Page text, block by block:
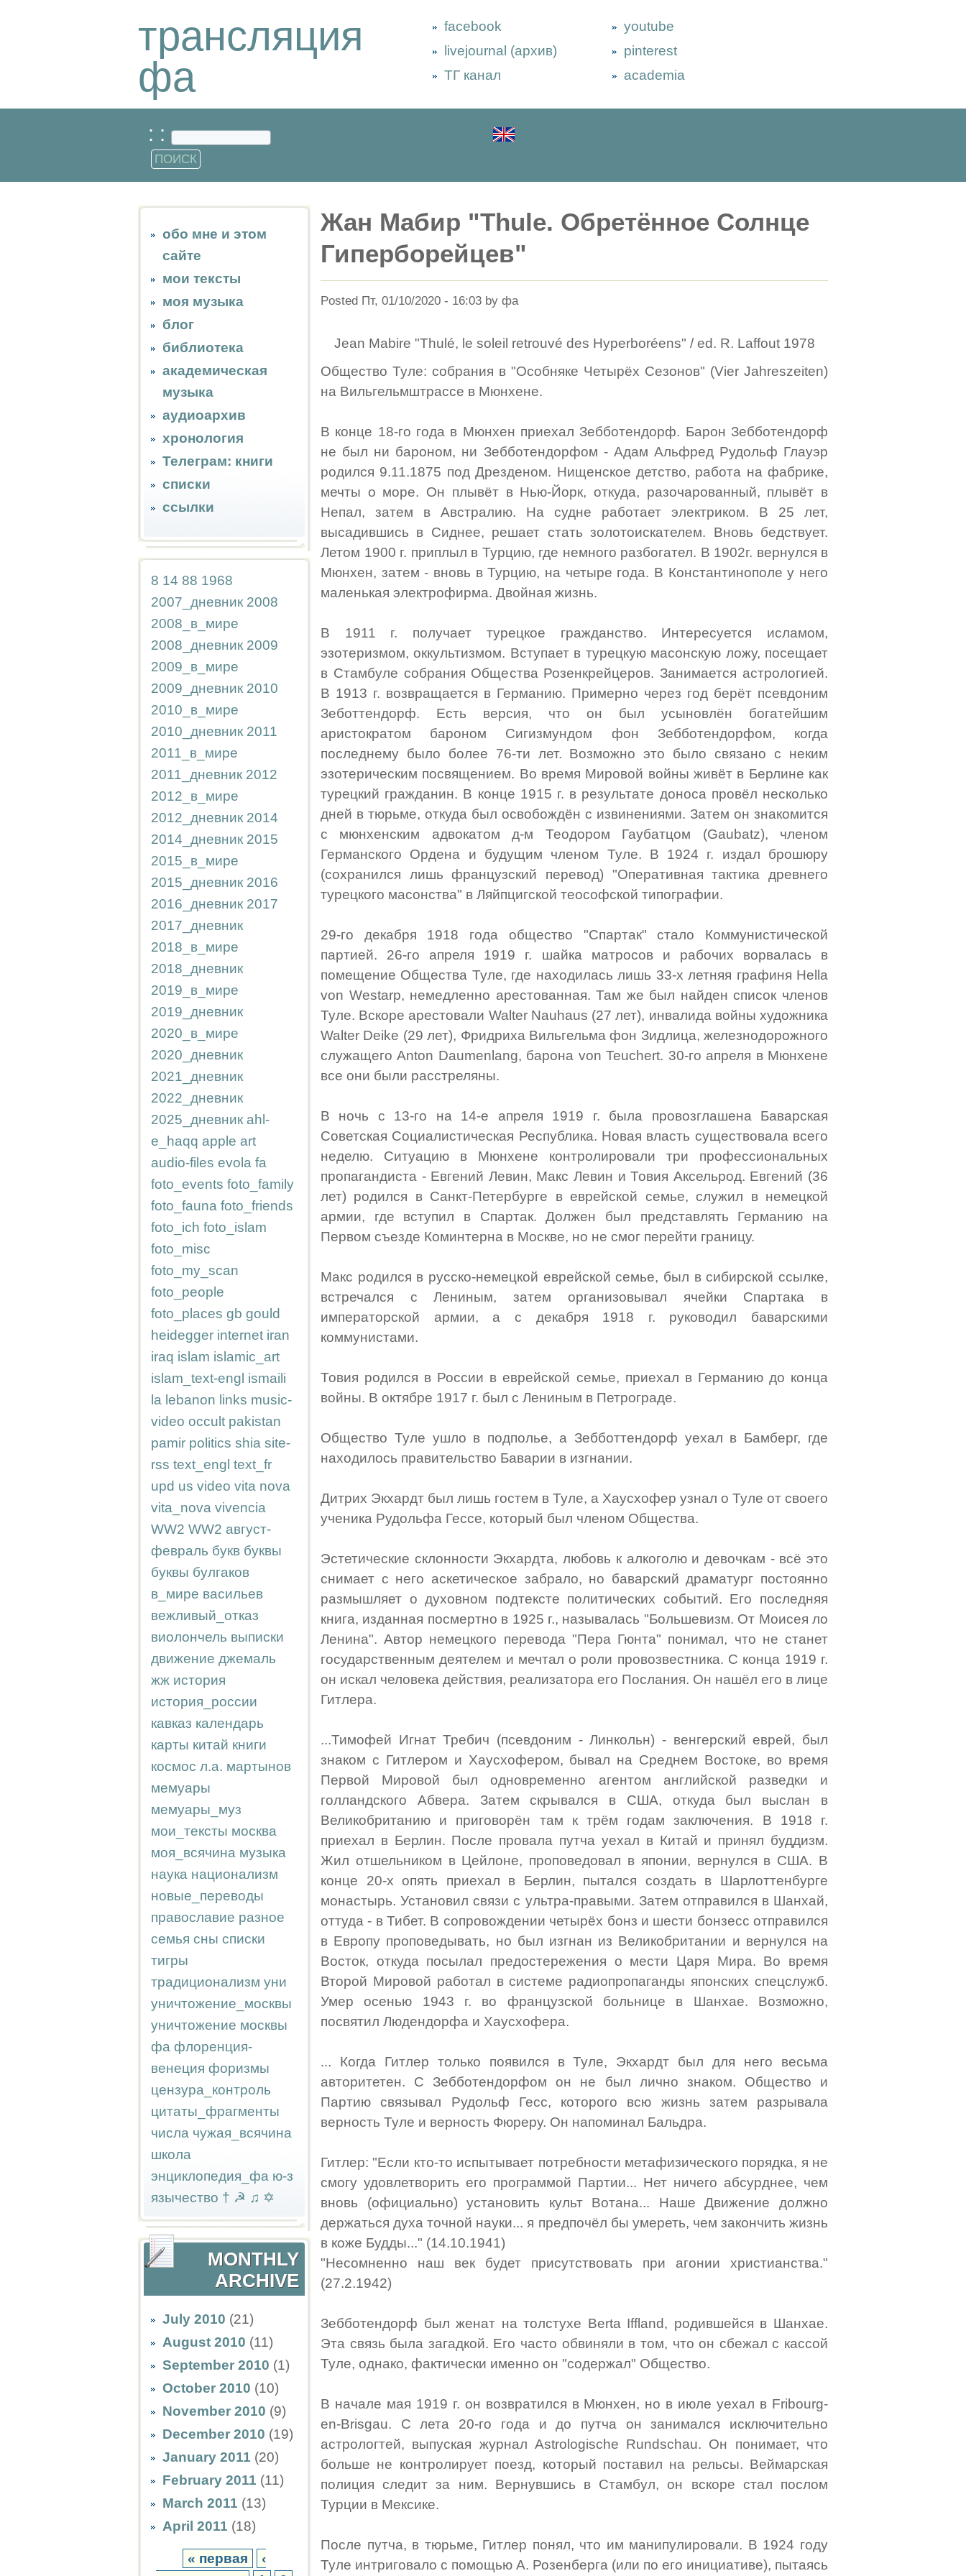
трансляция
фа
facebook
livejournal (архив)
ТГ канал
youtube
pinterest
academia
: :
обо мне и этом
сайте
мои тексты
моя музыка
блог
библиотека
академическая
музыка
аудиоархив
хронология
Телеграм: книги
списки
ссылки
8 14 88 1968
2007_дневник 2008
2008_в_мире
2008_дневник 2009
2009_в_мире
2009_дневник 2010
2010_в_мире
2010_дневник 2011
2011_в_мире
2011_дневник 2012
2012_в_мире
2012_дневник 2014
2014_дневник 2015
2015_в_мире
2015_дневник 2016
2016_дневник 2017
2017_дневник
2018_в_мире
2018_дневник
2019_в_мире
2019_дневник
2020_в_мире
2020_дневник
2021_дневник
2022_дневник
2025_дневник ahl-
e_haqq apple art
audio-files evola fa
foto_events foto_family
foto_fauna foto_friends
foto_ich foto_islam
foto_misc
foto_my_scan
foto_people
foto_places gb gould
heidegger internet iran
iraq islam islamic_art
islam_text-engl ismaili
la lebanon links music-
video occult pakistan
pamir politics shia site-
rss text_engl text_fr
upd us video vita nova
vita_nova vivencia
WW2 WW2 август-
февраль букв буквы
буквы булгаков
в_мире васильев
вежливый_отказ
виолончель выписки
движение джемаль
жж история
история_россии
кавказ календарь
карты китай книги
космос л.а. мартынов
мемуары
мемуары_муз
мои_тексты москва
моя_всячина музыка
наука национализм
новые_переводы
православие разное
семья сны списки
тигры
традиционализм уни
уничтожение_москвы
уничтожение москвы
фа флоренция-
венеция форизмы
цензура_контроль
цитаты_фрагменты
числа чужая_всячина
школа
энциклопедия_фа ю-з
язычество † ☭ ♫ ✡
MONTHLY
ARCHIVE
July 2010 (21)
August 2010 (11)
September 2010 (1)
October 2010 (10)
November 2010 (9)
December 2010 (19)
January 2011 (20)
February 2011 (11)
March 2011 (13)
April 2011 (18)
« первая
‹
Жан Мабир "Thule. Обретённое Солнце
Гиперборейцев"
Posted Пт, 01/10/2020 - 16:03 by фа
Jean Mabire "Thulé, le soleil retrouvé des Hyperboréens" / ed. R. Laffout 1978
Общество Туле: собрания в "Особняке Четырёх Сезонов" (Vier Jahreszeiten)
на Вильгельмштрассе в Мюнхене.
В конце 18-го года в Мюнхен приехал Зебботендорф. Барон Зебботендорф
не был ни бароном, ни Зебботендорфом - Адам Альфред Рудольф Глауэр
родился 9.11.1875 под Дрезденом. Нищенское детство, работа на фабрике,
мечты о море. Он плывёт в Нью-Йорк, откуда, разочарованный, плывёт в
Непал, затем в Австралию. На судне работает электриком. В 25 лет,
высадившись в Сиднее, решает стать золотоискателем. Вновь бедствует.
Летом 1900 г. приплыл в Турцию, где немного разбогател. В 1902г. вернулся в
Мюнхен, затем - вновь в Турцию, на четыре года. В Константинополе у него
маленькая электрофирма. Двойная жизнь.
В 1911 г. получает турецкое гражданство. Интересуется исламом,
эзотеризмом, оккультизмом. Вступает в турецкую масонскую ложу, посещает
в Стамбуле собрания Общества Розенкрейцеров. Занимается астрологией.
В 1913 г. возвращается в Германию. Примерно через год берёт псевдоним
Зеботтендорф. Есть версия, что он был усыновлён богатейшим
аристократом бароном Сигизмундом фон Зебботендорфом, когда
последнему было более 76-ти лет. Возможно это было связано с неким
эзотерическим посвящением. Во время Мировой войны живёт в Берлине как
турецкий гражданин. В конце 1915 г. в результате доноса провёл несколько
дней в тюрьме, откуда был освобождён с извинениями. Затем он знакомится
с мюнхенским адвокатом д-м Теодором Гаубатцом (Gaubatz), членом
Германского Ордена и будущим членом Туле. В 1924 г. издал брошюру
(сохранился лишь французский перевод) "Оперативная тактика древнего
турецкого масонства" в Ляйпцигской теософской типографии.
29-го декабря 1918 года общество "Спартак" стало Коммунистической
партией. 26-го апреля 1919 г. шайка матросов и рабочих ворвалась в
помещение Общества Туле, где находилась лишь 33-х летняя графиня Hella
von Westarp, немедленно арестованная. Там же был найден список членов
Туле. Вскоре арестовали Walter Nauhaus (27 лет), инвалида войны художника
Walter Deike (29 лет), Фридриха Вильгельма фон Зидлица, железнодорожного
служащего Anton Daumenlang, барона von Teuchert. 30-го апреля в Мюнхене
все они были расстреляны.
В ночь с 13-го на 14-е апреля 1919 г. была провозглашена Баварская
Советская Социалистическая Республика. Новая власть существовала всего
неделю. Ситуацию в Мюнхене контролировали три профессиональных
пропагандиста - Евгений Левин, Макс Левин и Товия Аксельрод. Евгений (36
лет) родился в Санкт-Петербурге в еврейской семье, служил в немецкой
армии, где вступил в Спартак. Должен был представлять Германию на
Первом съезде Коминтерна в Москве, но не смог перейти границу.
Макс родился в русско-немецкой еврейской семье, был в сибирской ссылке,
встречался с Лениным, затем организовывал ячейки Спартака в
императорской армии, а с декабря 1918 г. руководил баварскими
коммунистами.
Товия родился в России в еврейской семье, приехал в Германию до конца
войны. В октябре 1917 г. был с Лениным в Петрограде.
Общество Туле ушло в подполье, а Зебботтендорф уехал в Бамберг, где
находилось правительство Баварии в изгнании.
Дитрих Экхардт был лишь гостем в Туле, а Хаусхофер узнал о Туле от своего
ученика Рудольфа Гессе, который был членом Общества.
Эстетические склонности Экхардта, любовь к алкоголю и девочкам - всё это
снимает с него аскетическое забрало, но баварский драматург постоянно
размышляет о духовном подтексте политических событий. Его последняя
книга, изданная посмертно в 1925 г., называлась "Большевизм. От Моисея ло
Ленина". Автор немецкого перевода "Пера Гюнта" понимал, что не станет
государственным деятелем и мечтал о роли провозвестника. С конца 1919 г.
он искал человека действия, реализатора его Послания. Он нашёл его в лице
Гитлера.
...Тимофей Игнат Требич (псевдоним - Линкольн) - венгерский еврей, был
знаком с Гитлером и Хаусхофером, бывал на Среднем Востоке, во время
Первой Мировой был одновременно агентом английской разведки и
голландского Абвера. Затем скрывался в США, откуда был выслан в
Великобританию и приговорён там к трём годам заключения. В 1918 г.
приехал в Берлин. После провала путча уехал в Китай и принял буддизм.
Жил отшельником в Цейлоне, проповедовал в японии, вернулся в США. В
конце 20-х опять приехал в Берлин, пытался создать в Шарлоттенбурге
монастырь. Установил связи с ультра-правыми. Затем отправился в Шанхай,
оттуда - в Тибет. В сопровождении четырёх бонз и шести бонзесс отправился
в Европу проповедывать, но был изгнан из Великобритании и вернулся на
Восток, откуда посылал предостережения о мести Царя Мира. Во время
Второй Мировой работал в системе радиопропаганды японских спецслужб.
Умер осенью 1943 г. во французской больнице в Шанхае. Возможно,
посвятил Людендорфа и Хаусхофера.
... Когда Гитлер только появился в Туле, Экхардт был для него весьма
авторитетен. С Зебботендорфом он не был лично знаком. Общество и
Партию связывал Рудольф Гесс, которого всю жизнь затем разрывала
верность Туле и верность Фюреру. Он напоминал Бальдра.
Гитлер: "Если кто-то испытывает потребности метафизического порядка, я не
смогу удовлетворить его программой Партии... Нет ничего абсурднее, чем
вновь (официально) установить культ Вотана... Наше Движение должно
держаться духа точной науки... я предпочёл бы умереть, чем закончить жизнь
в коже Будды..." (14.10.1941)
"Несомненно наш век будет присутствовать при агонии христианства."
(27.2.1942)
Зебботендорф был женат на толстухе Berta Iffland, родившейся в Шанхае.
Эта связь была загадкой. Его часто обвиняли в том, что он сбежал с кассой
Туле, однако, фактически именно он "содержал" Общество.
В начале мая 1919 г. он возвратился в Мюнхен, но в июле уехал в Fribourg-
en-Brisgau. С лета 20-го года и до путча он занимался исключительно
астрологтей, выпуская журнал Astrologische Rundschau. Он понимает, что
больше не контролирует поезд, который поставил на рельсы. Веймарская
полиция следит за ним. Вернувшись в Стамбул, он вскоре стал послом
Турции в Мексике.
После путча, в тюрьме, Гитлер понял, что им манипулировали. В 1924 году
Туле интриговало с помощью А. Розенберга (или по его инициативе), пытаясь